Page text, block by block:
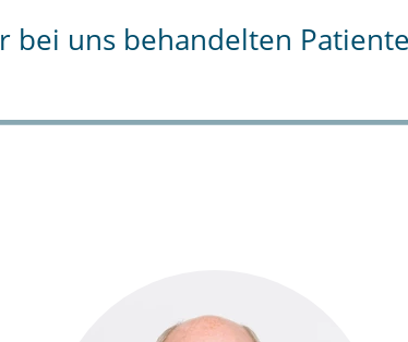
bei uns behandelten